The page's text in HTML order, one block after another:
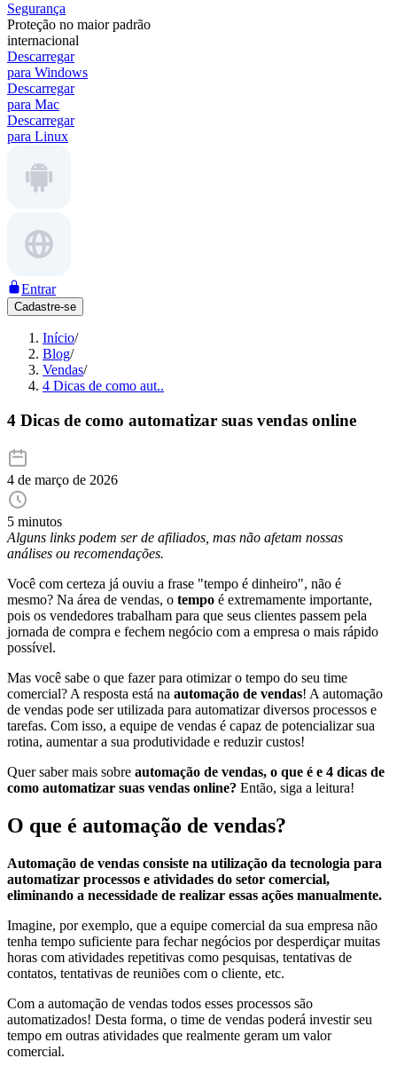
Segurança
Proteção no maior padrão
internacional
Descarregar
para Windows
Descarregar
para Mac
Descarregar
para Linux
Entrar
Cadastre-se
Início/
Blog/
Vendas/
4 Dicas de como aut..
4 Dicas de como automatizar suas vendas online
4 de março de 2026
5 minutos
Alguns links podem ser de afiliados, mas não afetam nossas
análises ou recomendações.
Você com certeza já ouviu a frase "tempo é dinheiro", não é
mesmo? Na área de vendas, o tempo é extremamente importante,
pois os vendedores trabalham para que seus clientes passem pela
jornada de compra e fechem negócio com a empresa o mais rápido
possível.
Mas você sabe o que fazer para otimizar o tempo do seu time
comercial? A resposta está na automação de vendas! A automação
de vendas pode ser utilizada para automatizar diversos processos e
tarefas. Com isso, a equipe de vendas é capaz de potencializar sua
rotina, aumentar a sua produtividade e reduzir custos!
Quer saber mais sobre automação de vendas, o que é e 4 dicas de
como automatizar suas vendas online? Então, siga a leitura!
O que é automação de vendas?
Automação de vendas consiste na utilização da tecnologia para
automatizar processos e atividades do setor comercial,
eliminando a necessidade de realizar essas ações manualmente.
Imagine, por exemplo, que a equipe comercial da sua empresa não
tenha tempo suficiente para fechar negócios por desperdiçar muitas
horas com atividades repetitivas como pesquisas, tentativas de
contatos, tentativas de reuniões com o cliente, etc.
Com a automação de vendas todos esses processos são
automatizados! Desta forma, o time de vendas poderá investir seu
tempo em outras atividades que realmente geram um valor
comercial.